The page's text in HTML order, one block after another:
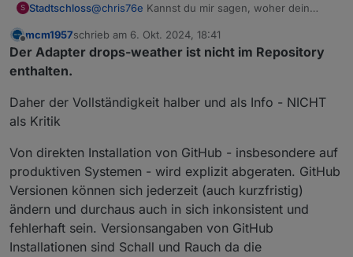
S Stadtschloss@chris76e Kannst du mir sagen, woher dein
24h)
Offline
mcm1957schrieb am 6. Okt. 2024, 18:41
zuletzt editiert von
Der Adapter drops-weather ist nicht im Repository
enthalten.
Daher der Vollständigkeit halber und als Info - NICHT
als Kritik
Von direkten Installation von GitHub - insbesondere auf
produktiven Systemen - wird explizit abgeraten. GitHub
Versionen können sich jederzeit (auch kurzfristig)
ändern und durchaus auch in sich inkonsistent und
fehlerhaft sein. Versionsangaben von GitHub
Installationen sind Schall und Rauch da die